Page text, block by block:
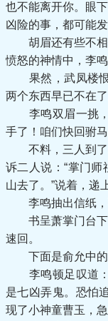
也不能离开你。眼
凶险的事，都可能
胡眉还有些不相
愤怒的神情中，李
果然，武凤楼恨
两个东西早已不在了
李鸣双眉一挑，
手了！咱们快回驸
不料，三人到了
诉二人说：“掌门
山去了。”说着，递
李鸣抽出信纸，
书呈萧掌门台下
速回。
下面是俞允中的
李鸣顿足叹道：
是七凶弄鬼。恐怕
现了小神童曹玉，